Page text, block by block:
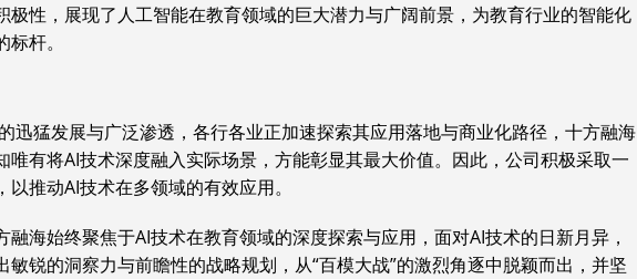
极性，展现了人工智能在教育领域的巨大潜力与广阔前景，为教育行业的智能化
杆。
迅猛发展与广泛渗透，各行各业正加速探索其应用落地与商业化路径，十方融海
唯有将AI技术深度融入实际场景，方能彰显其最大价值。因此，公司积极采取一
以推动AI技术在多领域的有效应用。
融海始终聚焦于AI技术在教育领域的深度探索与应用，面对AI技术的日新月异，
敏锐的洞察力与前瞻性的战略规划，从“百模大战”的激烈角逐中脱颖而出，并坚